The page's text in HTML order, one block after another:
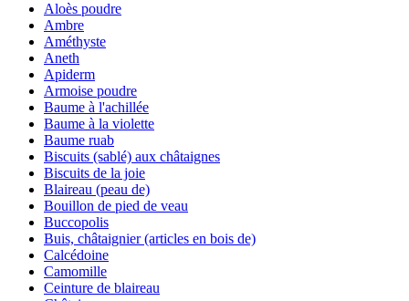
Aloès poudre
Ambre
Améthyste
Aneth
Apiderm
Armoise poudre
Baume à l'achillée
Baume à la violette
Baume ruab
Biscuits (sablé) aux châtaignes
Biscuits de la joie
Blaireau (peau de)
Bouillon de pied de veau
Buccopolis
Buis, châtaignier (articles en bois de)
Calcédoine
Camomille
Ceinture de blaireau